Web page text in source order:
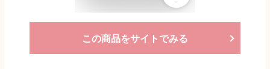
この商品をサイトでみる